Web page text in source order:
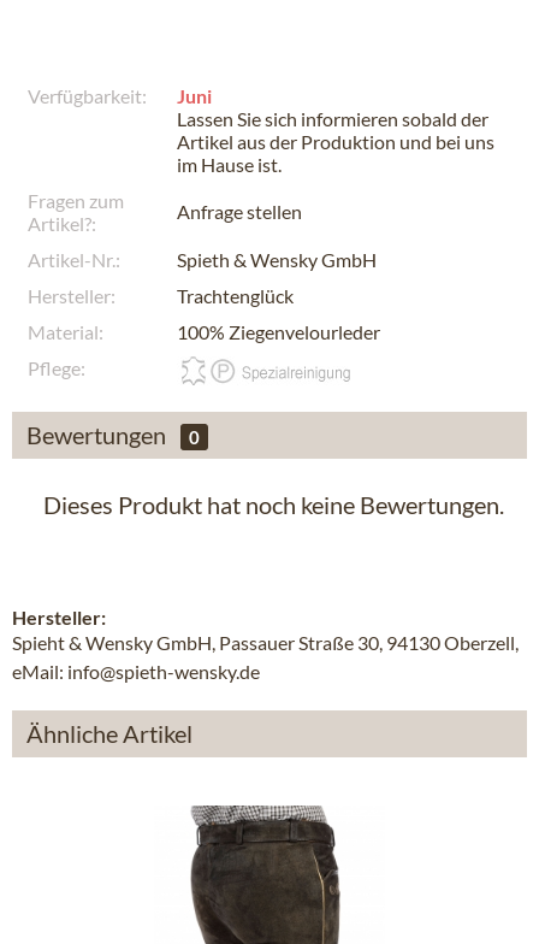
Verfügbarkeit:
Juni
Lassen Sie sich informieren sobald der
Artikel aus der Produktion und bei uns
im Hause ist.
Fragen zum
Artikel?:
Anfrage stellen
Artikel-Nr.:
Spieth & Wensky GmbH
Hersteller:
Trachtenglück
Material:
100% Ziegenvelourleder
Pflege:
Bewertungen 0
Dieses Produkt hat noch keine Bewertungen.
Hersteller:
Spieht & Wensky GmbH, Passauer Straße 30, 94130 Oberzell,
eMail: info@spieth-wensky.de
Ähnliche Artikel